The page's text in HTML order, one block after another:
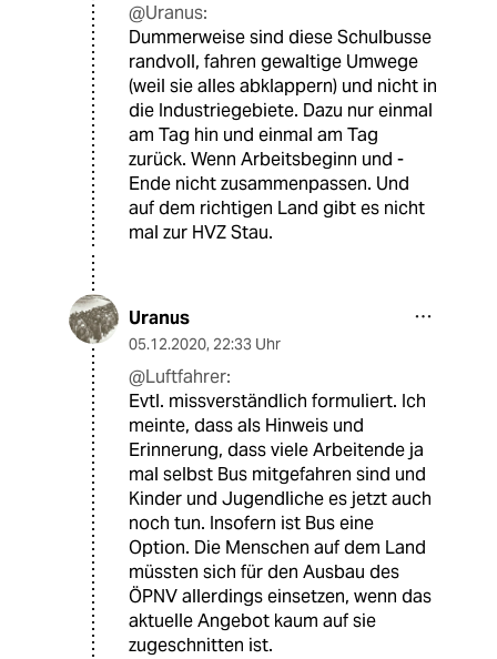
@Uranus:
Dummerweise sind diese Schulbusse
randvoll, fahren gewaltige Umwege
(weil sie alles abklappern) und nicht in
die Industriegebiete. Dazu nur einmal
am Tag hin und einmal am Tag
zurück. Wenn Arbeitsbeginn und -
Ende nicht zusammenpassen. Und
auf dem richtigen Land gibt es nicht
mal zur HVZ Stau.
Uranus
05.12.2020, 22:33 Uhr
@Luftfahrer:
Evtl. missverständlich formuliert. Ich
meinte, dass als Hinweis und
Erinnerung, dass viele Arbeitende ja
mal selbst Bus mitgefahren sind und
Kinder und Jugendliche es jetzt auch
noch tun. Insofern ist Bus eine
Option. Die Menschen auf dem Land
müssten sich für den Ausbau des
ÖPNV allerdings einsetzen, wenn das
aktuelle Angebot kaum auf sie
zugeschnitten ist.